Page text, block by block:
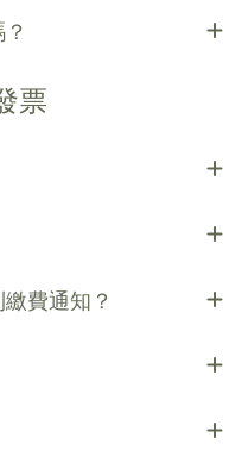
票
費通知？